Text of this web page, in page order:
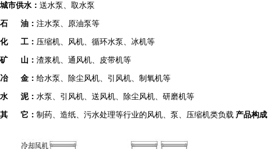
城市供水： 送水泵、取水泵
石
油： 注水泵、原油泵等
化
工： 压缩机、风机、循环水泵、冰机等
矿
山： 渣浆机、通风机、皮带机等
冶
金： 给水泵、除尘风机、引风机、制氧机等
水
泥： 水泵、引风机、送风机、除尘风机、研磨机等
其
它： 制药、造纸、污水处理等行业的风机、泵、压缩机类负载 产品构成